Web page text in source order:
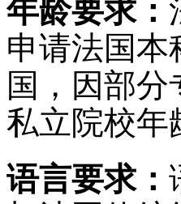
年龄要求：
申请法国本
国，因部
私立院校年
语言要求：